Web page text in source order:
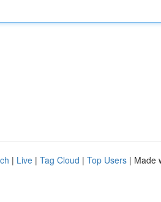
| Live | Tag Cloud | Top Users | Made